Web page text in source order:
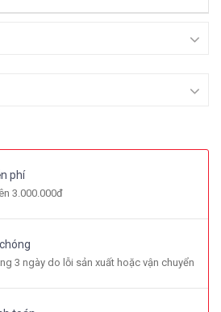
phí
3.000.000đ
3 ngày do lỗi sản xuất hoặc vận chuyển